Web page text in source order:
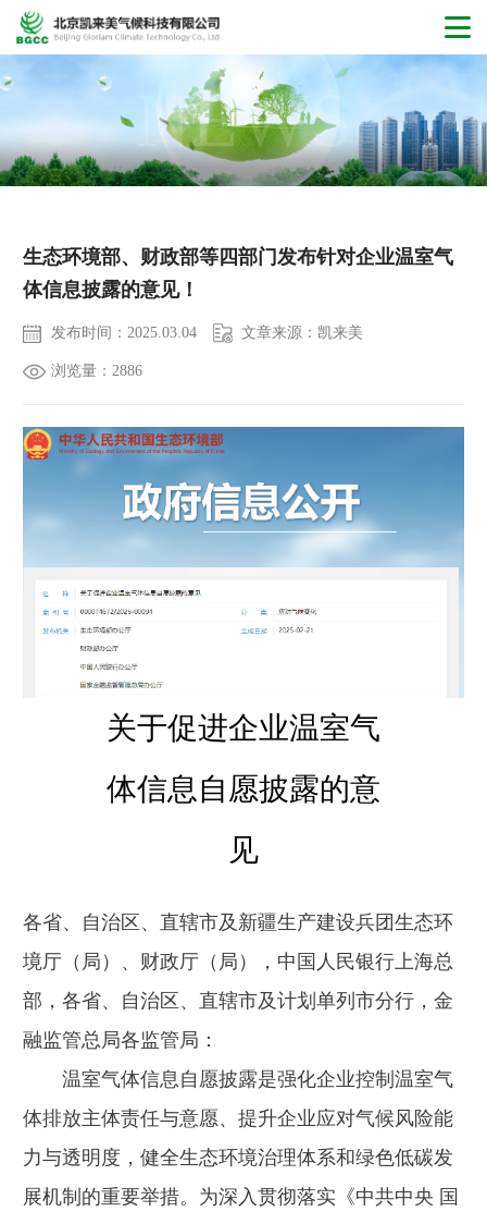
NEWS
生态环境部、财政部等四部门发布针对企业温室气
体信息披露的意见！
发布时间：2025.03.04 文章来源：凯来美
浏览量：2886
关于促进企业温室气
体信息自愿披露的意
见
各省、自治区、直辖市及新疆生产建设兵团生态环
境厅（局）、财政厅（局），中国人民银行上海总
部，各省、自治区、直辖市及计划单列市分行，金
融监管总局各监管局：
温室气体信息自愿披露是强化企业控制温室气
体排放主体责任与意愿、提升企业应对气候风险能
力与透明度，健全生态环境治理体系和绿色低碳发
展机制的重要举措。为深入贯彻落实《中共中央 国